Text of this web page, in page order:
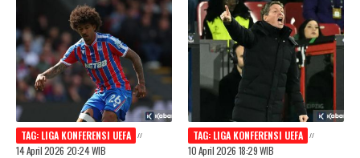
TAG: LIGA KONFERENSI UEFA
14 April 2026 20:24 WIB
TAG: LIGA KONFERENSI UEFA
10 April 2026 18:29 WIB